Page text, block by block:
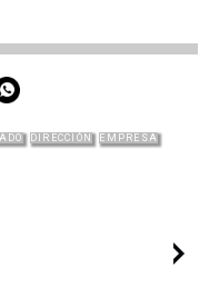
DIRECCIÓN
EMPRESA